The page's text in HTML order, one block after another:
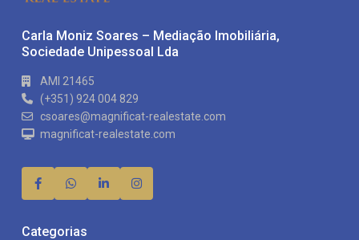
Carla Moniz Soares – Mediação Imobiliária,
Sociedade Unipessoal Lda
AMI 21465
(+351) 924 004 829
csoares@magnificat-realestate.com
magnificat-realestate.com
Categorias